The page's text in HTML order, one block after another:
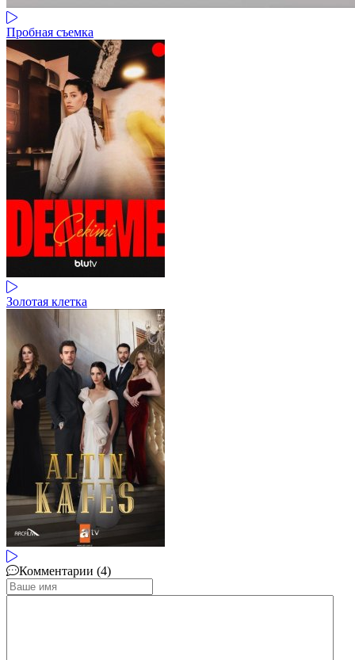
Пробная съемка
Золотая клетка
Комментарии (4)